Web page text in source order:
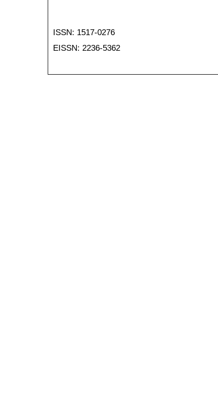
ISSN: 1517-0276
EISSN: 2236-5362